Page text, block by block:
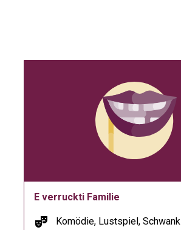
E verruckti Familie
theater_comedy Komödie, Lustspiel, Schwank